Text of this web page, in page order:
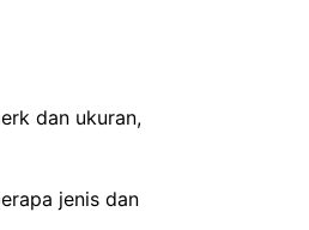
dan ukuran,
jenis dan